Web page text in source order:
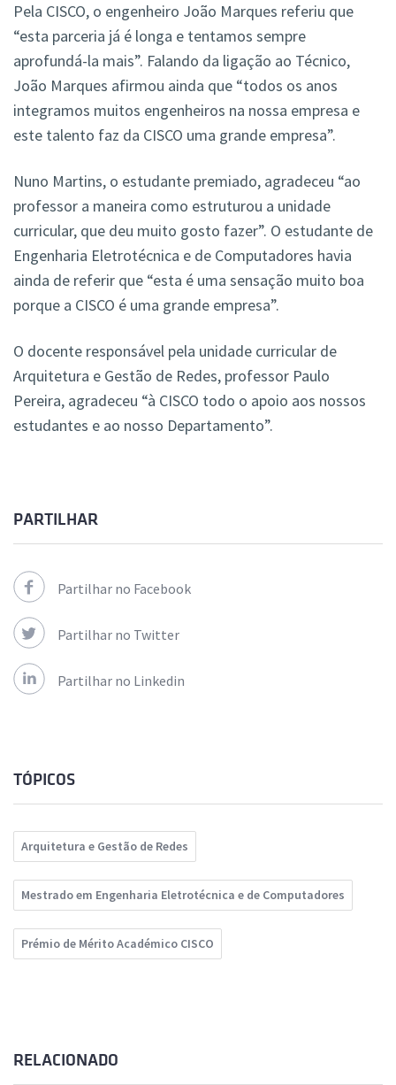
Pela CISCO, o engenheiro João Marques referiu que
“esta parceria já é longa e tentamos sempre
aprofundá-la mais”. Falando da ligação ao Técnico,
João Marques afirmou ainda que “todos os anos
integramos muitos engenheiros na nossa empresa e
este talento faz da CISCO uma grande empresa”.
Nuno Martins, o estudante premiado, agradeceu “ao
professor a maneira como estruturou a unidade
curricular, que deu muito gosto fazer”. O estudante de
Engenharia Eletrotécnica e de Computadores havia
ainda de referir que “esta é uma sensação muito boa
porque a CISCO é uma grande empresa”.
O docente responsável pela unidade curricular de
Arquitetura e Gestão de Redes, professor Paulo
Pereira, agradeceu “à CISCO todo o apoio aos nossos
estudantes e ao nosso Departamento”.
PARTILHAR
Partilhar no Facebook
Partilhar no Twitter
Partilhar no Linkedin
TÓPICOS
Arquitetura e Gestão de Redes
Mestrado em Engenharia Eletrotécnica e de Computadores
Prémio de Mérito Académico CISCO
RELACIONADO